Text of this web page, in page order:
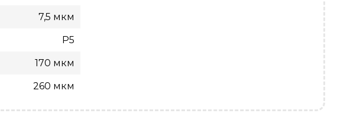
7,5 мкм
P5
170 мкм
260 мкм